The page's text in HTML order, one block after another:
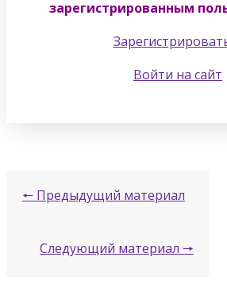
зарегистрированным
Войти на сайт
🠔 Предыдущий материал
Следующий материал 🠖